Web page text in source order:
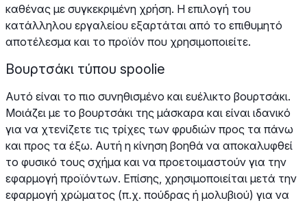
καθένας με συγκεκριμένη χρήση. Η επιλογή του
κατάλληλου εργαλείου εξαρτάται από το επιθυμητό
αποτέλεσμα και το προϊόν που χρησιμοποιείτε.
Βουρτσάκι τύπου spoolie
Αυτό είναι το πιο συνηθισμένο και ευέλικτο βουρτσάκι.
Μοιάζει με το βουρτσάκι της μάσκαρα και είναι ιδανικό
για να χτενίζετε τις τρίχες των φρυδιών προς τα πάνω
και προς τα έξω. Αυτή η κίνηση βοηθά να αποκαλυφθεί
το φυσικό τους σχήμα και να προετοιμαστούν για την
εφαρμογή προϊόντων. Επίσης, χρησιμοποιείται μετά την
εφαρμογή χρώματος (π.χ. πούδρας ή μολυβιού) για να